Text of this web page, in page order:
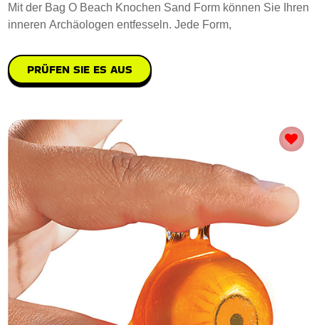
Mit der Bag O Beach Knochen Sand Form können Sie Ihren
inneren Archäologen entfesseln. Jede Form,
PRÜFEN SIE ES AUS